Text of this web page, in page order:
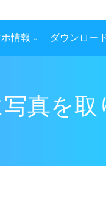
情報 ダウンロー
真を取